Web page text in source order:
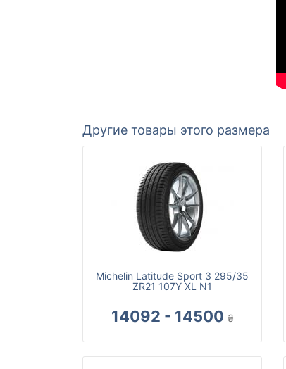
Другие товары этого размера
Michelin Latitude Sport 3 295/35
ZR21 107Y XL N1
14092 - 14500 ₴